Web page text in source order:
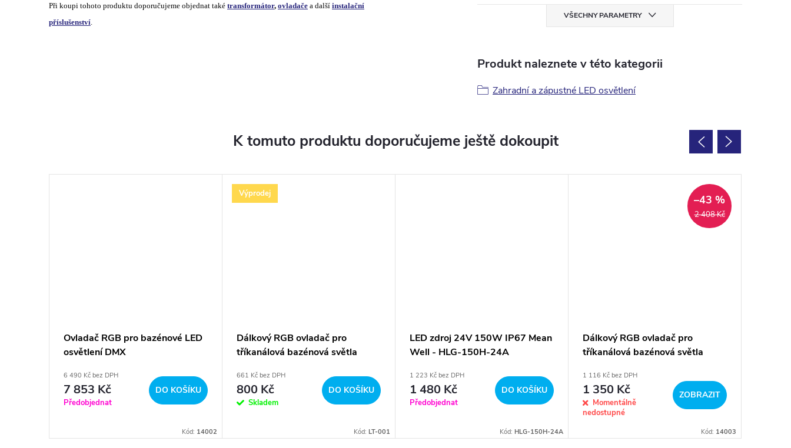
Při koupi tohoto produktu doporučujeme objednat také transformátor, ovladače a další instalační
příslušenství.
VŠECHNY PARAMETRY
Produkt naleznete v této kategorii
Zahradní a zápustné LED osvětlení
K tomuto produktu doporučujeme ještě dokoupit
Ovladač RGB pro bazénové LED
osvětlení DMX
6 490 Kč bez DPH
7 853 Kč
Předobjednat
DO KOŠÍKU
Kód: 14002
Výprodej
Dálkový RGB ovladač pro
tříkanálová bazénová světla
661 Kč bez DPH
800 Kč
Skladem
DO KOŠÍKU
Kód: LT-001
LED zdroj 24V 150W IP67 Mean
Well - HLG-150H-24A
1 223 Kč bez DPH
1 480 Kč
Předobjednat
DO KOŠÍKU
Kód: HLG-150H-24A
2 408 Kč
–43 %
Dálkový RGB ovladač pro
tříkanálová bazénová světla
1 116 Kč bez DPH
1 350 Kč
Momentálně
nedostupné
ZOBRAZIT
Kód: 14003